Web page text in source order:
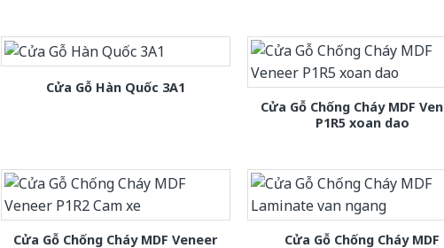
Cửa Gỗ Hàn Quốc 3A1
Cửa Gỗ Chống Cháy MDF
P1R5 xoan dao
Cửa Gỗ Chống Cháy MDF Veneer
Cửa Gỗ Chống Cháy MDF